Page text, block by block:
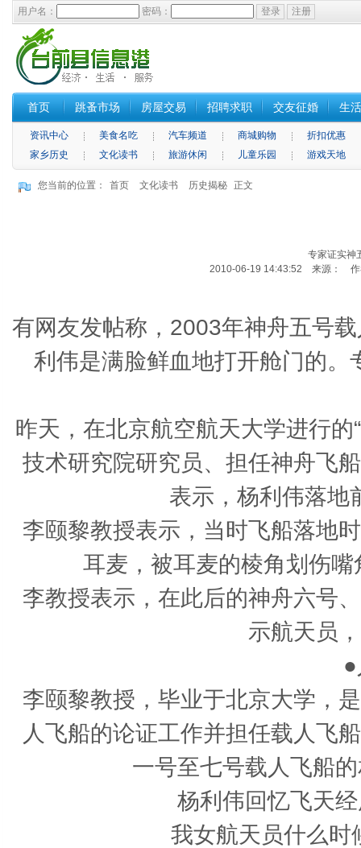
用户名： 密码：
首页 跳蚤市场 房屋交易 招聘求职 交友征婚 生
资讯中心 美食名吃 汽车频道 商城购物
折扣优惠
家乡历史
文化读书 旅游休闲 儿童乐园 游戏天地
您当前的位置： 首页 文化读书 历史揭秘 正文
专家证实神
2010-06-19 14:43:52 来源： 作
有网友发帖称，2003年神舟五号
利伟是满脸鲜血地打开舱门的
昨天，在北京航空航天大学进行
技术研究院研究员、担任神舟飞
表示，杨利伟落地
李颐黎教授表示，当时飞船落地
耳麦，被耳麦的棱角划伤嘴
李教授表示，在此后的神舟六号
示航天员
李颐黎教授，毕业于北京大学，
人飞船的论证工作并担任载人飞
一号至七号载人飞船
杨利伟回忆飞天
我女航天员什么时